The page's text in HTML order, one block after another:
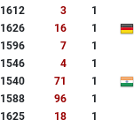
1612 3
1
1626 16
1
1596 7
1
1546 4
1
1540 71
1
1588 96
1
1625 18
1